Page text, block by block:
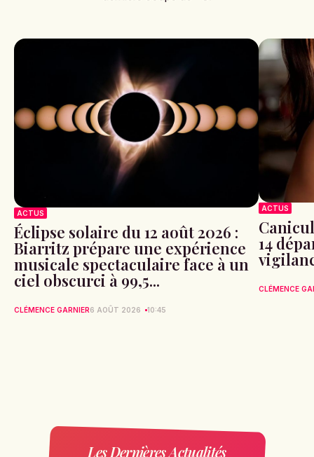
ACTUS
Éclipse solaire du 12 août 2026 :
Biarritz prépare une expérience
musicale spectaculaire face à un
ciel obscurci à 99,5...
CLÉMENCE GARNIER6 AOÛT 2026 10:45
ACTUS
14
CLÉMENCE
Les Dernières Actualités